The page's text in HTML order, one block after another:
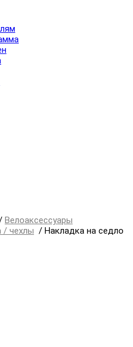
Велоаксессуары
/ чехлы / Накладка на седло